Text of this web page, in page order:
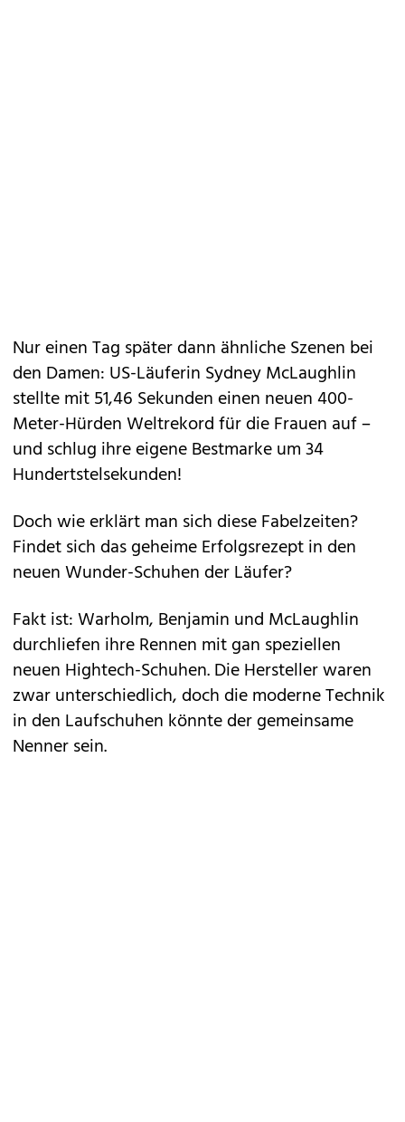
Nur einen Tag später dann ähnliche Szenen bei
den Damen: US-Läuferin Sydney McLaughlin
stellte mit 51,46 Sekunden einen neuen 400-
Meter-Hürden Weltrekord für die Frauen auf –
und schlug ihre eigene Bestmarke um 34
Hundertstelsekunden!
Doch wie erklärt man sich diese Fabelzeiten?
Findet sich das geheime Erfolgsrezept in den
neuen Wunder-Schuhen der Läufer?
Fakt ist: Warholm, Benjamin und McLaughlin
durchliefen ihre Rennen mit gan speziellen
neuen Hightech-Schuhen. Die Hersteller waren
zwar unterschiedlich, doch die moderne Technik
in den Laufschuhen könnte der gemeinsame
Nenner sein.